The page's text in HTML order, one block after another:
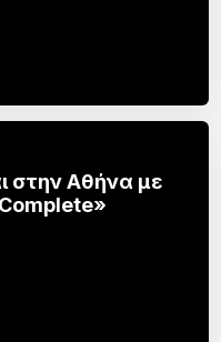
στην Αθήνα με